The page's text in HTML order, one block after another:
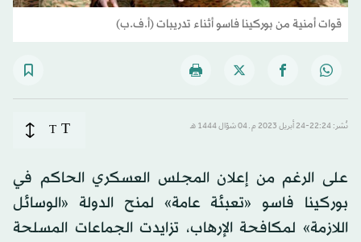
قوات أمنية من بوركينا فاسو أثناء تدريبات (أ.ف.ب)
نُشر: 22:24-24 أبريل 2023 م ـ 04 شوّال 1444 هـ T
T
على الرغم من إعلان المجلس العسكري الحاكم في
بوركينا فاسو «تعبئة عامة» لمنح الدولة «الوسائل
اللازمة» لمكافحة الإرهاب، تزايدت الجماعات المسلحة